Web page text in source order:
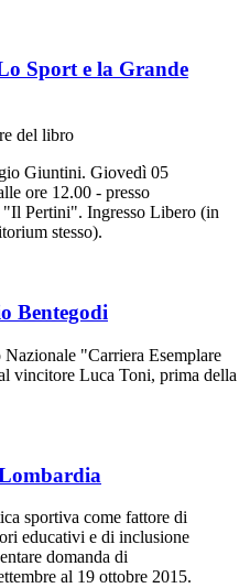
Sport e la Grande
del libro
Giuntini. Giovedì 05
ore 12.00 - presso
Pertini". Ingresso Libero (in
stesso).
Bentegodi
"Carriera Esemplare
vincitore Luca Toni, prima della
sportiva come fattore di
educativi e di inclusione
domanda di
al 19 ottobre 2015.